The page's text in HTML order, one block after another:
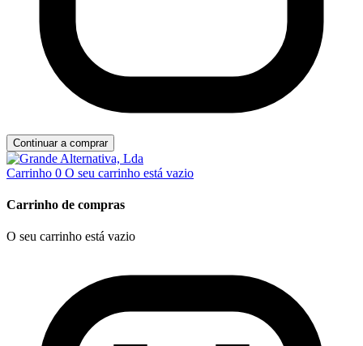
Continuar a comprar
Carrinho 0 O seu carrinho está vazio
Carrinho de compras
O seu carrinho está vazio